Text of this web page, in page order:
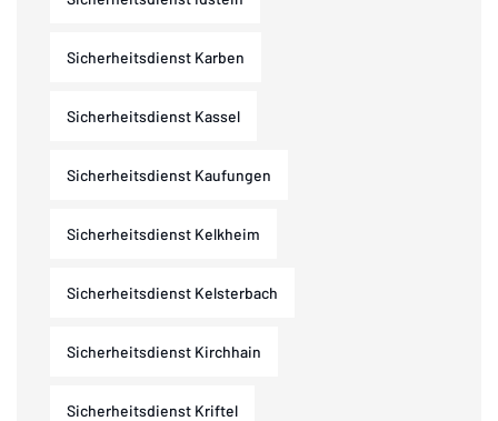
Sicherheitsdienst Karben
Sicherheitsdienst Kassel
Sicherheitsdienst Kaufungen
Sicherheitsdienst Kelkheim
Sicherheitsdienst Kelsterbach
Sicherheitsdienst Kirchhain
Sicherheitsdienst Kriftel